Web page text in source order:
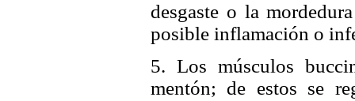
desgaste o la
posible inflamación o
5. Los músculos
mentón; de estos se